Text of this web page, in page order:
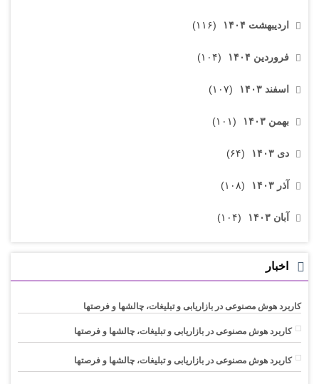
اردیبهشت ۱۴۰۴ (۱۱۶)
فروردین ۱۴۰۴ (۱۰۴)
اسفند ۱۴۰۳ (۱۰۷)
بهمن ۱۴۰۳ (۱۰۱)
دی ۱۴۰۳ (۶۴)
آذر ۱۴۰۳ (۱۰۸)
آبان ۱۴۰۳ (۱۰۴)
اخبار
کاربرد هوش مصنوعی در بازاریابی و تبلیغات، چالشها و فرصتها
کاربرد هوش مصنوعی در بازاریابی و تبلیغات، چالشها و فرصتها
کاربرد هوش مصنوعی در بازاریابی و تبلیغات، چالشها و فرصتها